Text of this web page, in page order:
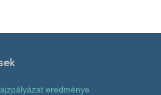
eredménye